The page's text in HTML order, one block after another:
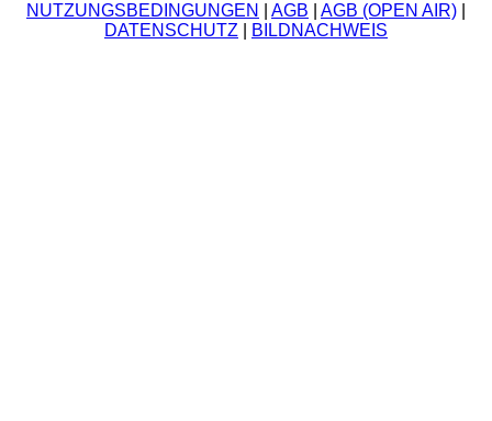
NUTZUNGSBEDINGUNGEN AGB AGB (OPEN AIR)
DATENSCHUTZ
BILDNACHWEIS